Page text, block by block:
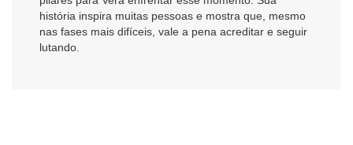
história inspira muitas pessoas e mostra que, mesmo
nas fases mais difíceis, vale a pena acreditar e seguir
lutando.